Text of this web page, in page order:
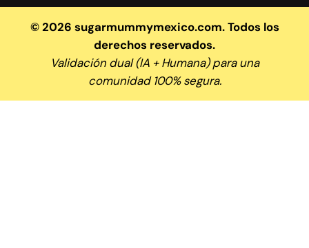
© 2026 sugarmummymexico.com. Todos los
derechos reservados.
Validación dual (IA + Humana) para una
comunidad 100% segura.